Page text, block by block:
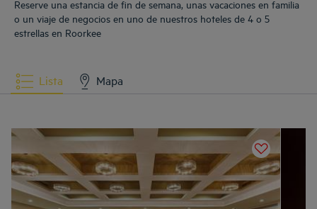
Reserve una estancia de fin de semana, unas vacaciones en familia
o un viaje de negocios en uno de nuestros hoteles de 4 o 5
estrellas en Roorkee
Lista Mapa